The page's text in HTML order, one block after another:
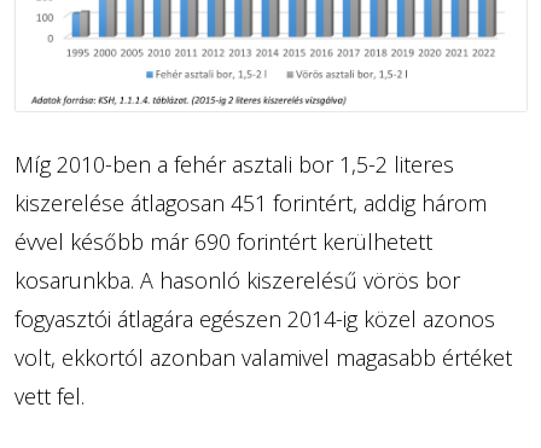
Míg 2010-ben a fehér asztali bor 1,5-2 literes
kiszerelése átlagosan 451 forintért, addig három
évvel később már 690 forintért kerülhetett
kosarunkba. A hasonló kiszerelésű vörös bor
fogyasztói átlagára egészen 2014-ig közel azonos
volt, ekkortól azonban valamivel magasabb értéket
vett fel.